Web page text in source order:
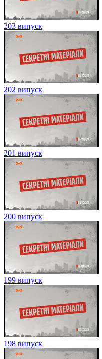
203 випуск
202 випуск
201 випуск
200 випуск
199 випуск
198 випуск